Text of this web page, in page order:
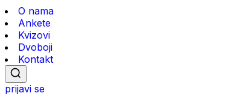
O nama
Ankete
Kvizovi
Dvoboji
Kontakt
prijavi se